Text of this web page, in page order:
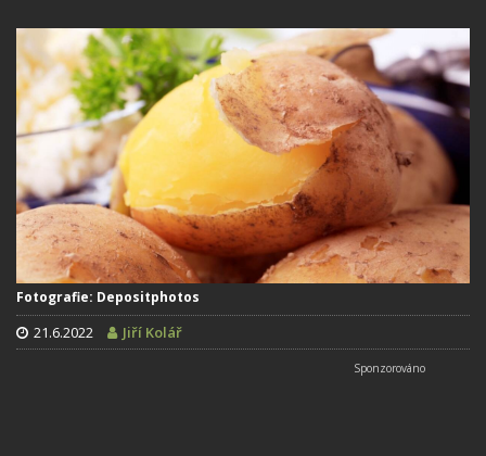
Fotografie: Depositphotos
21.6.2022 Jiří Kolář